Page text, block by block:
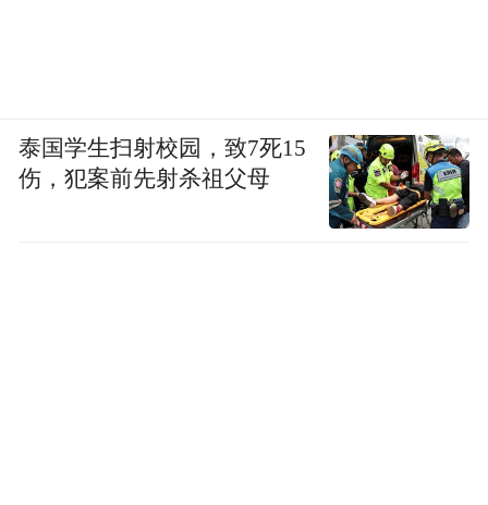
泰国学生扫射校园，致7死15
伤，犯案前先射杀祖父母